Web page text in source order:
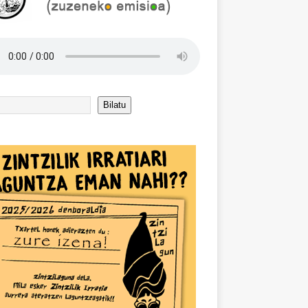
Bilatu